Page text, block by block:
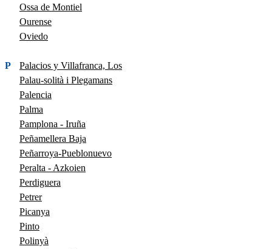
Ossa de Montiel
Ourense
Oviedo
P
Palacios y Villafranca, Los
Palau-solità i Plegamans
Palencia
Palma
Pamplona - Iruña
Peñamellera Baja
Peñarroya-Pueblonuevo
Peralta - Azkoien
Perdiguera
Petrer
Picanya
Pinto
Polinyà